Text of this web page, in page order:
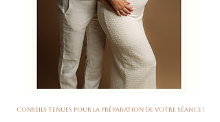
Conseils tenues pour la préparation de votre séance !